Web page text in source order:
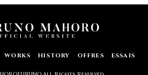
WORKS HISTORY OFFRES ESSAIS